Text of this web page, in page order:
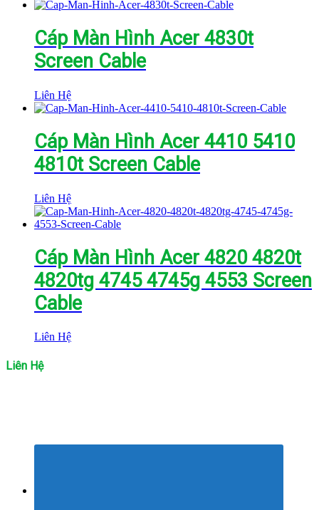
Cáp Màn Hình Acer 4830t
Screen Cable
Liên Hệ
Cáp Màn Hình Acer 4410 5410
4810t Screen Cable
Liên Hệ
Cáp Màn Hình Acer 4820 4820t
4820tg 4745 4745g 4553 Screen
Cable
Liên Hệ
Liên Hệ